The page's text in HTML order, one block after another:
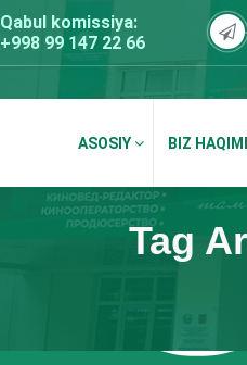
Qabul komissiya:
+998 99 147 22 66
ASOSIY BIZ
Tag